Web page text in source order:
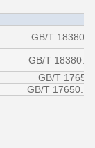
GB/T
GB/T
GB/T 17651
GB/T 17650.1/